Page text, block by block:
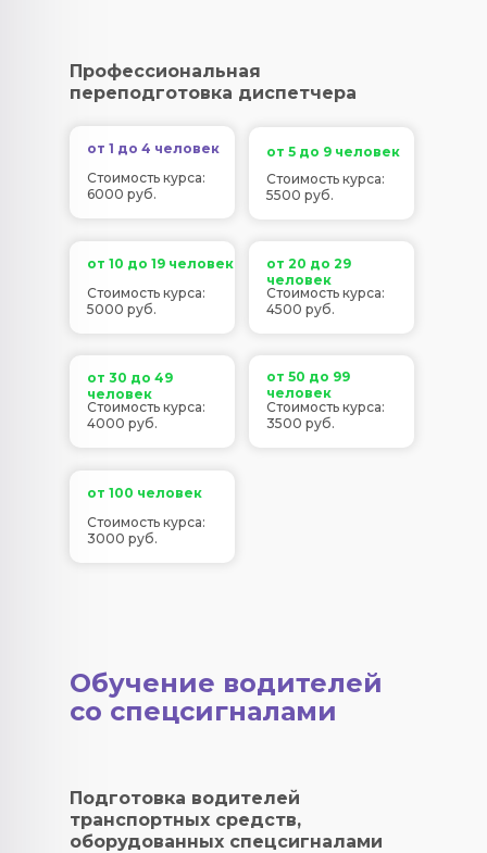
Профессиональная
переподготовка диспетчера
от 1 до 4 человек
Стоимость курса:
6000 руб.
от 5 до 9 человек
от 10 до 19 человек
от 20 до 29
человек
от 30 до 49
человек
от 50 до 99
человек
от 100 человек
Стоимость курса:
5500 руб.
Стоимость курса:
5000 руб.
Стоимость курса:
4500 руб.
Стоимость курса:
4000 руб.
Стоимость курса:
3500 руб.
Стоимость курса:
3000 руб.
Обучение водителей
со спецсигналами
Подготовка водителей
транспортных средств,
оборудованных спецсигналами